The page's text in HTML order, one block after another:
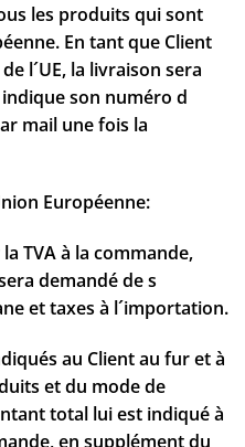
les produits qui sont
En tant que Client
l´UE, la livraison sera
son numéro d
mail une fois la
Européenne:
TVA à la commande,
demandé de s
et taxes à l´importation.
au Client au fur et à
et du mode de
total lui est indiqué à
en supplément du